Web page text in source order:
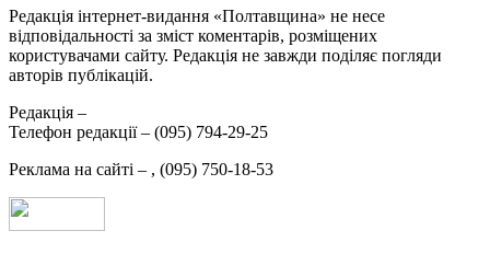
Редакція інтернет-видання «Полтавщина» не несе
відповідальності за зміст коментарів, розміщених
користувачами сайту. Редакція не завжди поділяє погляди
авторів публікацій.
Редакція –
Телефон редакції – (095) 794-29-25
Реклама на сайті – , (095) 750-18-53